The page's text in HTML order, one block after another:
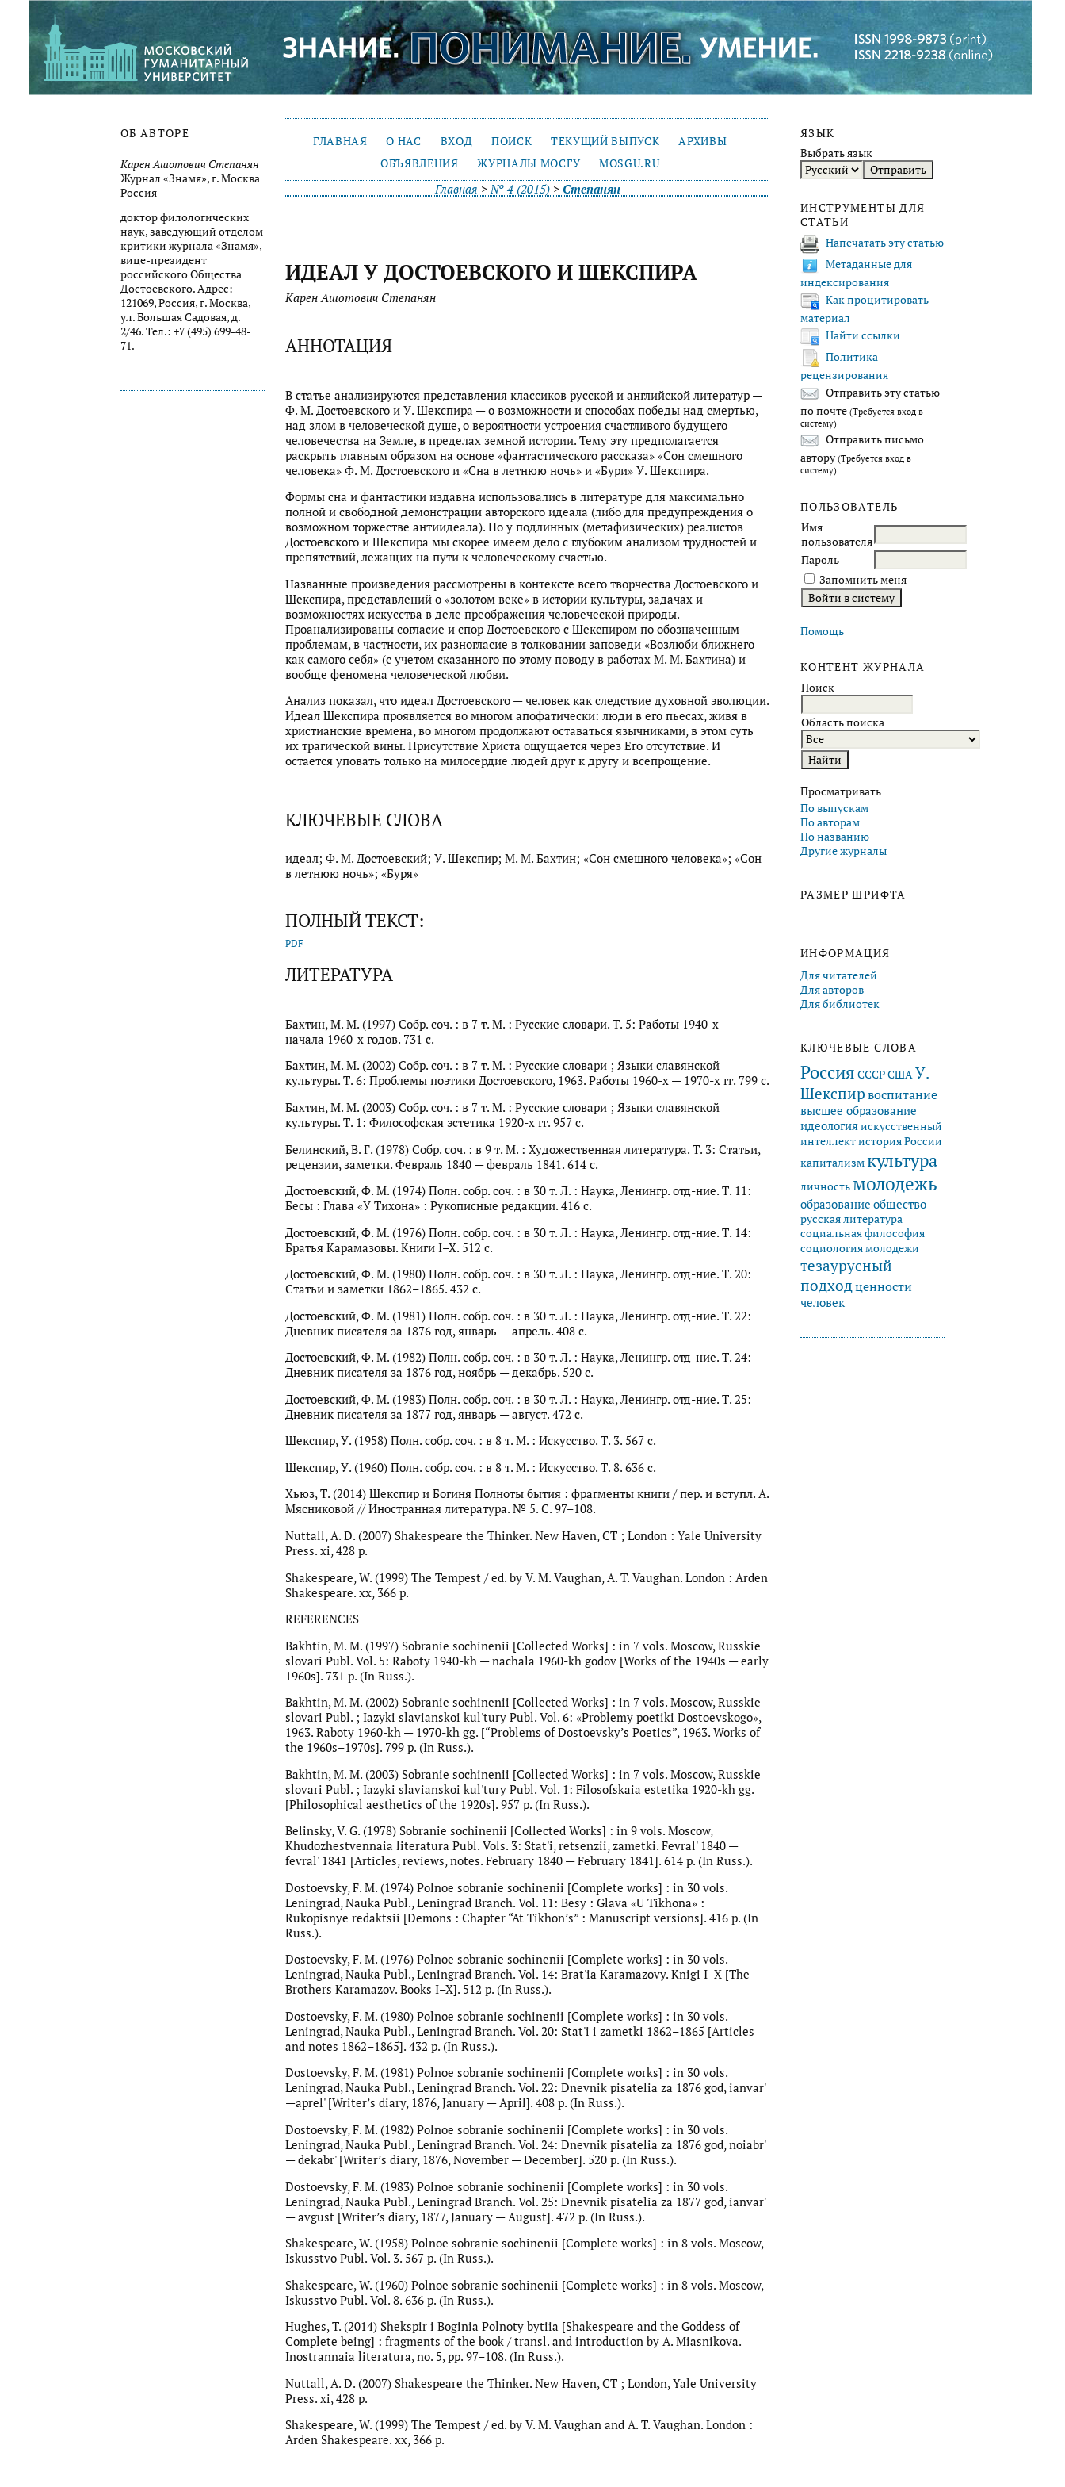
ОБ АВТОРЕ
Карен Ашотович Степанян
Журнал «Знамя», г. Москва
Россия
доктор филологических
наук, заведующий отделом
критики журнала «Знамя»,
вице-президент
российского Общества
Достоевского. Адрес:
121069, Россия, г. Москва,
ул. Большая Садовая, д.
2/46. Тел.: +7 (495) 699-48-
71.
ЯЗЫК
Выбрать язык
ИНСТРУМЕНТЫ ДЛЯ
СТАТЬИ
Напечатать эту статью
Метаданные для
индексирования
Как процитировать
материал
Найти ссылки
Политика
рецензирования
Отправить эту статью
по почте (Требуется вход в
систему)
Отправить письмо
автору (Требуется вход в
систему)
ПОЛЬЗОВАТЕЛЬ
Имя
пользователя
Пароль
Запомнить меня
Помощь
КОНТЕНТ ЖУРНАЛА
Поиск
Область поиска
Просматривать
По выпускам
По авторам
По названию
Другие журналы
РАЗМЕР ШРИФТА
ИНФОРМАЦИЯ
Для читателей
Для авторов
Для библиотек
КЛЮЧЕВЫЕ СЛОВА
Россия СССРСШАУ.
Шекспир воспитание
высшее образование
идеологияискусственный
интеллектистория России
капитализм культура
личностьмолодежь
образование общество
русская литература
социальная философия
социология молодежи
тезаурусный
подходценности
человек
ГЛАВНАЯ О НАС ВХОД ПОИСК ТЕКУЩИЙ ВЫПУСК
АРХИВЫ
ОБЪЯВЛЕНИЯ
ЖУРНАЛЫ МОСГУ MOSGU.RU
Главная >№ 4 (2015)> Степанян
ИДЕАЛ У ДОСТОЕВСКОГО И ШЕКСПИРА
Карен Ашотович Степанян
АННОТАЦИЯ
В статье анализируются представления классиков русской и английской литератур —
Ф. М. Достоевского и У. Шекспира — о возможности и способах победы над смертью,
над злом в человеческой душе, о вероятности устроения счастливого будущего
человечества на Земле, в пределах земной истории. Тему эту предполагается
раскрыть главным образом на основе «фантастического рассказа» «Сон смешного
человека» Ф. М. Достоевского и «Сна в летнюю ночь» и «Бури» У. Шекспира.
Формы сна и фантастики издавна использовались в литературе для максимально
полной и свободной демонстрации авторского идеала (либо для предупреждения о
возможном торжестве антиидеала). Но у подлинных (метафизических) реалистов
Достоевского и Шекспира мы скорее имеем дело с глубоким анализом трудностей и
препятствий, лежащих на пути к человеческому счастью.
Названные произведения рассмотрены в контексте всего творчества Достоевского и
Шекспира, представлений о «золотом веке» в истории культуры, задачах и
возможностях искусства в деле преображения человеческой природы.
Проанализированы согласие и спор Достоевского с Шекспиром по обозначенным
проблемам, в частности, их разногласие в толковании заповеди «Возлюби ближнего
как самого себя» (с учетом сказанного по этому поводу в работах М. М. Бахтина) и
вообще феномена человеческой любви.
Анализ показал, что идеал Достоевского — человек как следствие духовной эволюции.
Идеал Шекспира проявляется во многом апофатически: люди в его пьесах, живя в
христианские времена, во многом продолжают оставаться язычниками, в этом суть
их трагической вины. Присутствие Христа ощущается через Его отсутствие. И
остается уповать только на милосердие людей друг к другу и всепрощение.
КЛЮЧЕВЫЕ СЛОВА
идеал; Ф. М. Достоевский; У. Шекспир; М. М. Бахтин; «Сон смешного человека»; «Сон
в летнюю ночь»; «Буря»
ПОЛНЫЙ ТЕКСТ:
PDF
ЛИТЕРАТУРА
Бахтин, М. М. (1997) Собр. соч. : в 7 т. М. : Русские словари. Т. 5: Работы 1940-х —
начала 1960-х годов. 731 с.
Бахтин, М. М. (2002) Собр. соч. : в 7 т. М. : Русские словари ; Языки славянской
культуры. Т. 6: Проблемы поэтики Достоевского, 1963. Работы 1960-х — 1970-х гг. 799 с.
Бахтин, М. М. (2003) Собр. соч. : в 7 т. М. : Русские словари ; Языки славянской
культуры. Т. 1: Философская эстетика 1920-х гг. 957 с.
Белинский, В. Г. (1978) Собр. соч. : в 9 т. М. : Художественная литература. Т. 3: Статьи,
рецензии, заметки. Февраль 1840 — февраль 1841. 614 с.
Достоевский, Ф. М. (1974) Полн. собр. соч. : в 30 т. Л. : Наука, Ленингр. отд-ние. Т. 11:
Бесы : Глава «У Тихона» : Рукописные редакции. 416 с.
Достоевский, Ф. М. (1976) Полн. собр. соч. : в 30 т. Л. : Наука, Ленингр. отд-ние. Т. 14:
Братья Карамазовы. Книги I–X. 512 с.
Достоевский, Ф. М. (1980) Полн. собр. соч. : в 30 т. Л. : Наука, Ленингр. отд-ние. Т. 20:
Статьи и заметки 1862–1865. 432 с.
Достоевский, Ф. М. (1981) Полн. собр. соч. : в 30 т. Л. : Наука, Ленингр. отд-ние. Т. 22:
Дневник писателя за 1876 год, январь — апрель. 408 с.
Достоевский, Ф. М. (1982) Полн. собр. соч. : в 30 т. Л. : Наука, Ленингр. отд-ние. Т. 24:
Дневник писателя за 1876 год, ноябрь — декабрь. 520 с.
Достоевский, Ф. М. (1983) Полн. собр. соч. : в 30 т. Л. : Наука, Ленингр. отд-ние. Т. 25:
Дневник писателя за 1877 год, январь — август. 472 с.
Шекспир, У. (1958) Полн. собр. соч. : в 8 т. М. : Искусство. Т. 3. 567 с.
Шекспир, У. (1960) Полн. собр. соч. : в 8 т. М. : Искусство. Т. 8. 636 с.
Хьюз, Т. (2014) Шекспир и Богиня Полноты бытия : фрагменты книги / пер. и вступл. А.
Мясниковой // Иностранная литература. № 5. С. 97–108.
Nuttall, A. D. (2007) Shakespeare the Thinker. New Haven, CT ; London : Yale University
Press. xi, 428 p.
Shakespeare, W. (1999) The Tempest / ed. by V. M. Vaughan, A. T. Vaughan. London : Arden
Shakespeare. xx, 366 p.
REFERENCES
Bakhtin, M. M. (1997) Sobranie sochinenii [Collected Works] : in 7 vols. Moscow, Russkie
slovari Publ. Vol. 5: Raboty 1940-kh — nachala 1960-kh godov [Works of the 1940s — early
1960s]. 731 p. (In Russ.).
Bakhtin, M. M. (2002) Sobranie sochinenii [Collected Works] : in 7 vols. Moscow, Russkie
slovari Publ. ; Iazyki slavianskoi kul'tury Publ. Vol. 6: «Problemy poetiki Dostoevskogo»,
1963. Raboty 1960-kh — 1970-kh gg. [“Problems of Dostoevsky’s Poetics”, 1963. Works of
the 1960s–1970s]. 799 p. (In Russ.).
Bakhtin, M. M. (2003) Sobranie sochinenii [Collected Works] : in 7 vols. Moscow, Russkie
slovari Publ. ; Iazyki slavianskoi kul'tury Publ. Vol. 1: Filosofskaia estetika 1920-kh gg.
[Philosophical aesthetics of the 1920s]. 957 p. (In Russ.).
Belinsky, V. G. (1978) Sobranie sochinenii [Collected Works] : in 9 vols. Moscow,
Khudozhestvennaia literatura Publ. Vols. 3: Stat'i, retsenzii, zametki. Fevral' 1840 —
fevral' 1841 [Articles, reviews, notes. February 1840 — February 1841]. 614 p. (In Russ.).
Dostoevsky, F. M. (1974) Polnoe sobranie sochinenii [Complete works] : in 30 vols.
Leningrad, Nauka Publ., Leningrad Branch. Vol. 11: Besy : Glava «U Tikhona» :
Rukopisnye redaktsii [Demons : Chapter “At Tikhon’s” : Manuscript versions]. 416 p. (In
Russ.).
Dostoevsky, F. M. (1976) Polnoe sobranie sochinenii [Complete works] : in 30 vols.
Leningrad, Nauka Publ., Leningrad Branch. Vol. 14: Brat'ia Karamazovy. Knigi I–X [The
Brothers Karamazov. Books I–X]. 512 p. (In Russ.).
Dostoevsky, F. M. (1980) Polnoe sobranie sochinenii [Complete works] : in 30 vols.
Leningrad, Nauka Publ., Leningrad Branch. Vol. 20: Stat'i i zametki 1862–1865 [Articles
and notes 1862–1865]. 432 p. (In Russ.).
Dostoevsky, F. M. (1981) Polnoe sobranie sochinenii [Complete works] : in 30 vols.
Leningrad, Nauka Publ., Leningrad Branch. Vol. 22: Dnevnik pisatelia za 1876 god, ianvar'
—aprel' [Writer’s diary, 1876, January — April]. 408 p. (In Russ.).
Dostoevsky, F. M. (1982) Polnoe sobranie sochinenii [Complete works] : in 30 vols.
Leningrad, Nauka Publ., Leningrad Branch. Vol. 24: Dnevnik pisatelia za 1876 god, noiabr'
— dekabr' [Writer’s diary, 1876, November — December]. 520 p. (In Russ.).
Dostoevsky, F. M. (1983) Polnoe sobranie sochinenii [Complete works] : in 30 vols.
Leningrad, Nauka Publ., Leningrad Branch. Vol. 25: Dnevnik pisatelia za 1877 god, ianvar'
— avgust [Writer’s diary, 1877, January — August]. 472 p. (In Russ.).
Shakespeare, W. (1958) Polnoe sobranie sochinenii [Complete works] : in 8 vols. Moscow,
Iskusstvo Publ. Vol. 3. 567 p. (In Russ.).
Shakespeare, W. (1960) Polnoe sobranie sochinenii [Complete works] : in 8 vols. Moscow,
Iskusstvo Publ. Vol. 8. 636 p. (In Russ.).
Hughes, T. (2014) Shekspir i Boginia Polnoty bytiia [Shakespeare and the Goddess of
Complete being] : fragments of the book / transl. and introduction by A. Miasnikova.
Inostrannaia literatura, no. 5, pp. 97–108. (In Russ.).
Nuttall, A. D. (2007) Shakespeare the Thinker. New Haven, CT ; London, Yale University
Press. xi, 428 p.
Shakespeare, W. (1999) The Tempest / ed. by V. M. Vaughan and A. T. Vaughan. London :
Arden Shakespeare. xx, 366 p.